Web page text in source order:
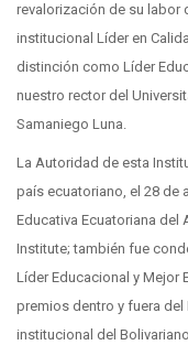
revalorización de su labor
institucional Líder en
distinción como Líder
nuestro rector del
Samaniego Luna.
La Autoridad de esta
país ecuatoriano, el 28 de
Educativa Ecuatoriana del
Institute; también fue
Líder Educacional y Mejor
premios dentro y fuera del
institucional del